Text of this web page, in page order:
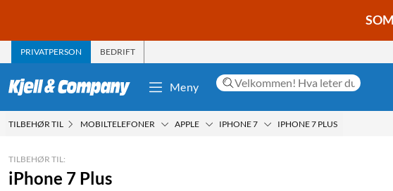
PRIVATPERSON BEDRIFT
Meny
TILBEHØR TIL MOBILTELEFONER APPLE IPHONE 7 IPHONE 7 PLUS
TILBEHØR TIL:
iPhone 7 Plus